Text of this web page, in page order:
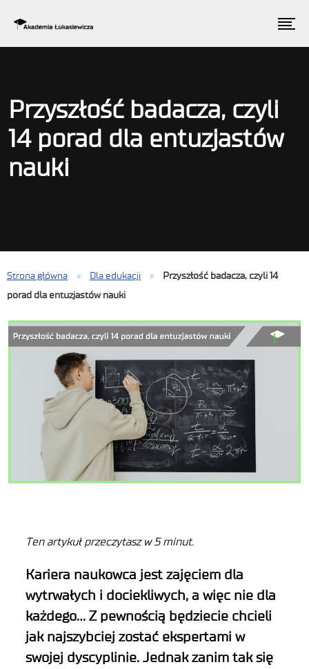
Przyszłość badacza, czyli
14 porad dla entuzjastów
nauki
Strona główna » Dla edukacji »
Przyszłość badacza, czyli 14
porad dla entuzjastów nauki
Ten artykuł przeczytasz w 5 minut.
Kariera naukowca jest zajęciem dla
wytrwałych i dociekliwych, a więc nie dla
każdego… Z pewnością będziecie chcieli
jak najszybciej zostać ekspertami w
swojej dyscyplinie. Jednak zanim tak się